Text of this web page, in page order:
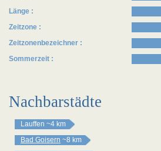
Länge :
Zeitzone :
Zeitzonenbezeichner :
Sommerzeit :
Nachbarstädte
Lauffen ~4 km
Bad Goisern ~8 km